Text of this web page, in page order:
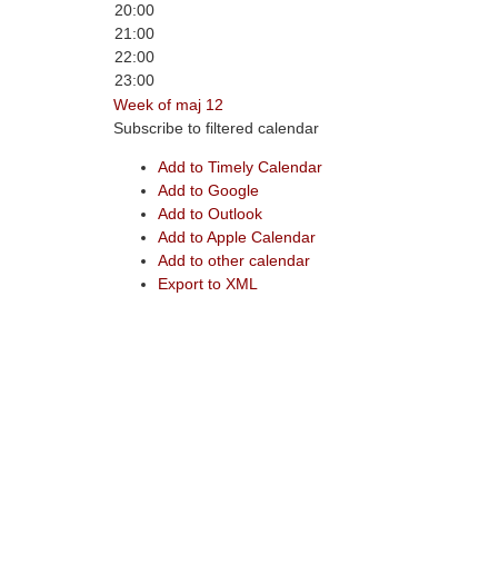
20:00
21:00
22:00
23:00
Week of maj 12
Subscribe to filtered calendar
Add to Timely Calendar
Add to Google
Add to Outlook
Add to Apple Calendar
Add to other calendar
Export to XML